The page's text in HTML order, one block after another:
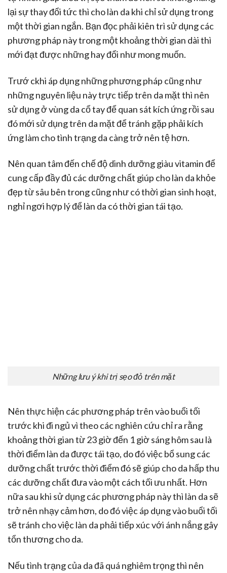
lại sự thay đổi tức thì cho làn da khi chỉ sử dụng trong
một thời gian ngắn. Bạn đọc phải kiên trì sử dụng các
phương pháp này trong một khoảng thời gian dài thì
mới đạt được những hay đổi như mong muốn.
Trướ ckhi áp dụng những phương pháp cũng như
những nguyên liệu này trực tiếp trên da mặt thì nên
sử dụng ở vùng da cổ tay để quan sát kích ứng rồi sau
đó mới sử dụng trên da mặt để tránh gặp phải kích
ứng làm cho tình trạng da càng trở nên tệ hơn.
Nên quan tâm đến chế độ dinh dưỡng giàu vitamin để
cung cấp đầy đủ các dưỡng chất giúp cho làn da khỏe
đẹp từ sâu bên trong cũng như có thời gian sinh hoạt,
nghỉ ngơi hợp lý để làn da có thời gian tái tạo.
Những lưu ý khi trị sẹo đỏ trên mặt
Nên thực hiện các phương pháp trên vào buổi tối
trước khi đi ngủ vì theo các nghiên cứu chỉ ra rằng
khoảng thời gian từ 23 giờ đến 1 giờ sáng hôm sau là
thời điểm làn da được tái tạo, do đó việc bổ sung các
dưỡng chất trước thời điểm đó sẽ giúp cho da hấp thu
các dưỡng chất đưa vào một cách tối ưu nhất. Hơn
nữa sau khi sử dụng các phương pháp này thì làn da sẽ
trở nên nhạy cảm hơn, do đó việc áp dụng vào buổi tối
sẽ tránh cho việc làn da phải tiếp xúc với ánh nắng gây
tổn thương cho da.
Nếu tình trạng của da đã quá nghiêm trọng thì nên